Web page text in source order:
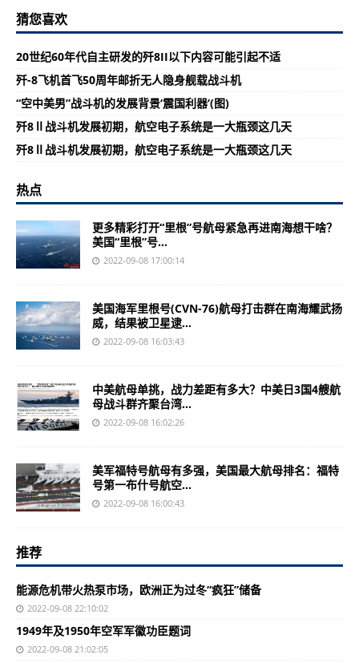
猜您喜欢
20世纪60年代自主研发的歼8II以下内容可能引起不适
歼-8飞机首飞50周年邮折无人隐身舰载战斗机
“空中美男”战斗机的发展背景‘震国利器’(图)
歼8Ⅱ战斗机发展初期，航空电子系统是一大瓶颈这几天
歼8Ⅱ战斗机发展初期，航空电子系统是一大瓶颈这几天
热点
更多精彩打开“里根”号航母紧急再进南海想干啥？
美国“里根”号...
2022-09-08 17:00:14
美国海军里根号(CVN-76)航母打击群在南海耀武扬
威，结果被卫星逮...
2022-09-08 16:03:43
中美航母单挑，战力差距有多大？中美日3国4艘航
母战斗群齐聚台湾...
2022-09-08 16:02:26
美军福特号航母有多强，美国最大航母排名：福特
号第一布什号航空...
2022-09-08 16:00:43
推荐
能源危机带火热泵市场，欧洲正为过冬“疯狂”储备
2022-09-08 22:10:02
1949年及1950年空军军徽功臣题词
2022-09-08 21:02:05